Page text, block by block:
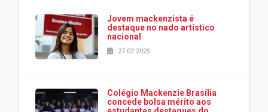
Jovem mackenzista é
destaque no nado artístico
nacional
27.02.2025
Colégio Mackenzie Brasília
concede bolsa mérito aos